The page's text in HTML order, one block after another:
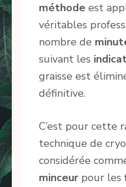
méthode est
véritables
nombre de
suivant les
graisse est
définitive.
C’est pour cette
technique de
considérée
minceur pour les